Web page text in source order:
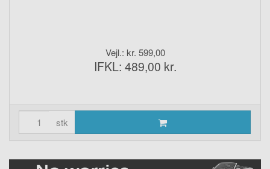
Vejl.: kr. 599,00
IFKL: 489,00 kr.
stk